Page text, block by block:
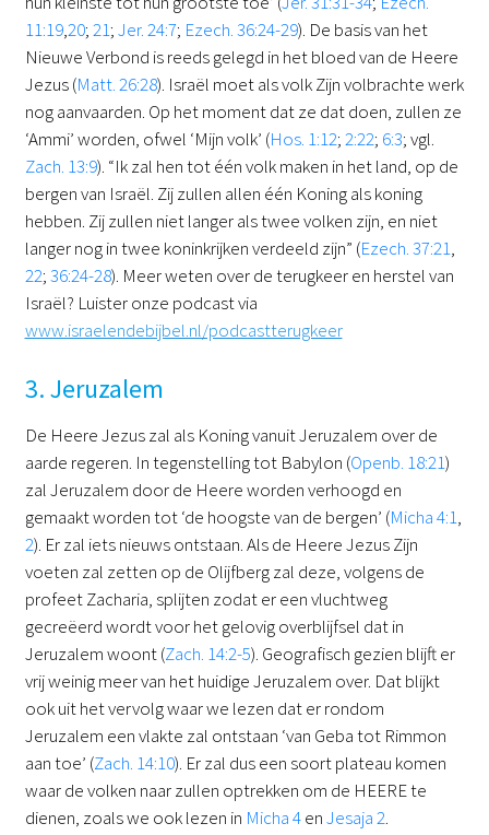
11:19,20;21;Jer. 24:7; Ezech. 36:24-29). De basis van het
Nieuwe Verbond is reeds gelegd in het bloed van de Heere
Jezus (Matt. 26:28). Israël moet als volk Zijn volbrachte werk
nog aanvaarden. Op het moment dat ze dat doen, zullen ze
‘Ammi’ worden, ofwel ‘Mijn volk’ (Hos. 1:12;2:22; 6:3; vgl.
Zach. 13:9). “Ik zal hen tot één volk maken in het land, op de
bergen van Israël. Zij zullen allen één Koning als koning
hebben. Zij zullen niet langer als twee volken zijn, en niet
langer nog in twee koninkrijken verdeeld zijn” (Ezech. 37:21,
22;36:24-28). Meer weten over de terugkeer en herstel van
Israël? Luister onze podcast via
www.israelendebijbel.nl/podcastterugkeer
3. Jeruzalem
De Heere Jezus zal als Koning vanuit Jeruzalem over de
aarde regeren. In tegenstelling tot Babylon (Openb. 18:21)
zal Jeruzalem door de Heere worden verhoogd en
gemaakt worden tot ‘de hoogste van de bergen’ (Micha 4:1,
2). Er zal iets nieuws ontstaan. Als de Heere Jezus Zijn
voeten zal zetten op de Olijfberg zal deze, volgens de
profeet Zacharia, splijten zodat er een vluchtweg
gecreëerd wordt voor het gelovig overblijfsel dat in
Jeruzalem woont (Zach. 14:2-5). Geografisch gezien blijft er
vrij weinig meer van het huidige Jeruzalem over. Dat blijkt
ook uit het vervolg waar we lezen dat er rondom
Jeruzalem een vlakte zal ontstaan ‘van Geba tot Rimmon
aan toe’ (Zach. 14:10). Er zal dus een soort plateau komen
waar de volken naar zullen optrekken om de HEERE te
dienen, zoals we ook lezen in Micha 4enJesaja 2.